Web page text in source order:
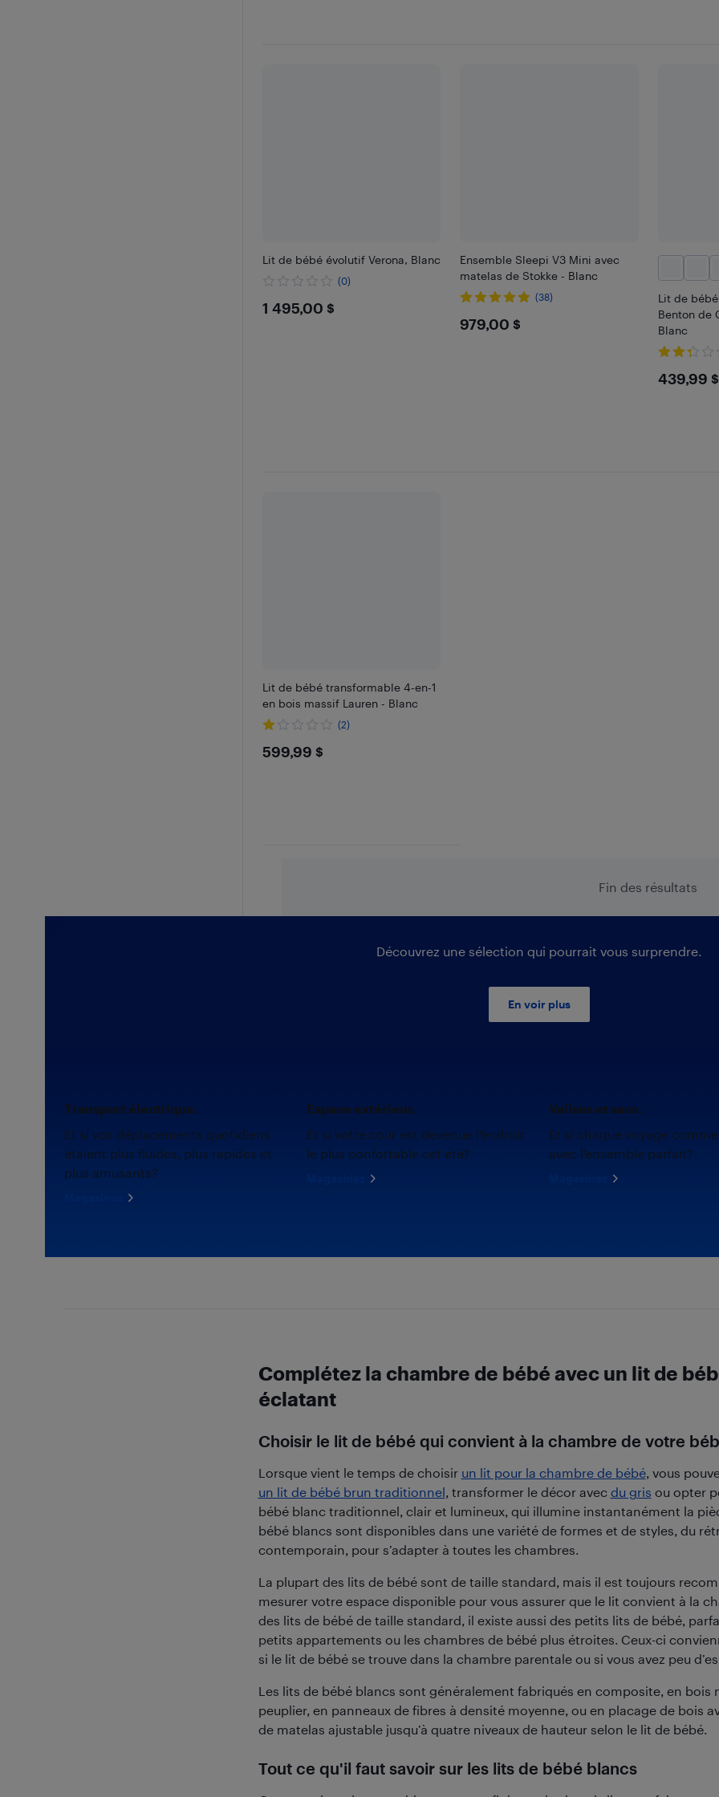
Lit de bébé évolutif Verona, Blanc
(0)
$1495
1 495,00 $
Ensemble Sleepi V3 Mini avec
matelas de Stokke - Blanc
(38)
$979
979,00 $
Lit de
Benton de
Blanc
439,99 $
Lit de bébé transformable 4-en-1
en bois massif Lauren - Blanc
(2)
$599.99
599,99 $
Fin des résultats
Découvrez une sélection qui pourrait vous surprendre.
En voir plus
Transport électrique.
Et si vos déplacements quotidiens
étaient plus fluides, plus rapides et
plus amusants?
Espace extérieur.
Et si votre cour est devenue l'endroit
le plus confortable cet été?
Valises et sacs.
Et si chaque voyage
avec l'ensemble parfait?
Complétez la chambre de bébé avec un lit de
éclatant
Choisir le lit de bébé qui convient à la chambre de votre
Lorsque vient le temps de choisir un lit pour la chambre de bébé, vous
un lit de bébé brun traditionnel, transformer le décor avec du gris ou opter
bébé blanc traditionnel, clair et lumineux, qui illumine instantanément la
bébé blancs sont disponibles dans une variété de formes et de styles, du
contemporain, pour s’adapter à toutes les chambres.
La plupart des lits de bébé sont de taille standard, mais il est toujours
mesurer votre espace disponible pour vous assurer que le lit convient à la
des lits de bébé de taille standard, il existe aussi des petits lits de bébé,
petits appartements ou les chambres de bébé plus étroites. Ceux-ci
si le lit de bébé se trouve dans la chambre parentale ou si vous avez peu
Les lits de bébé blancs sont généralement fabriqués en composite, en bois
peuplier, en panneaux de fibres à densité moyenne, ou en placage de bois
de matelas ajustable jusqu’à quatre niveaux de hauteur selon le lit de bébé.
Tout ce qu'il faut savoir sur les lits de bébé blancs